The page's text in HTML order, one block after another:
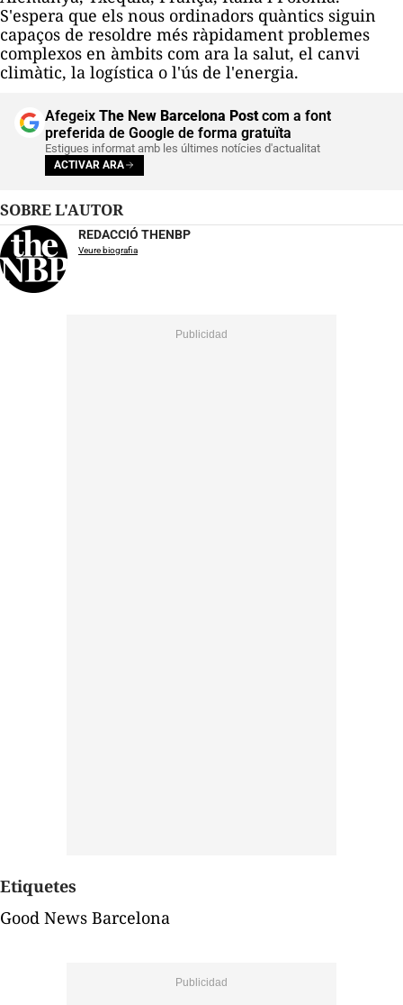
S'espera que els nous ordinadors quàntics siguin
capaços de resoldre més ràpidament problemes
complexos en àmbits com ara la salut, el canvi
climàtic, la logística o l'ús de l'energia.
Afegeix The New Barcelona Postcom a font
preferida de Google de forma gratuïta
Estigues informat amb les últimes notícies d'actualitat
ACTIVAR ARA
SOBRE L'AUTOR
REDACCIÓ THENBP
Veure biografia
Etiquetes
Good News Barcelona